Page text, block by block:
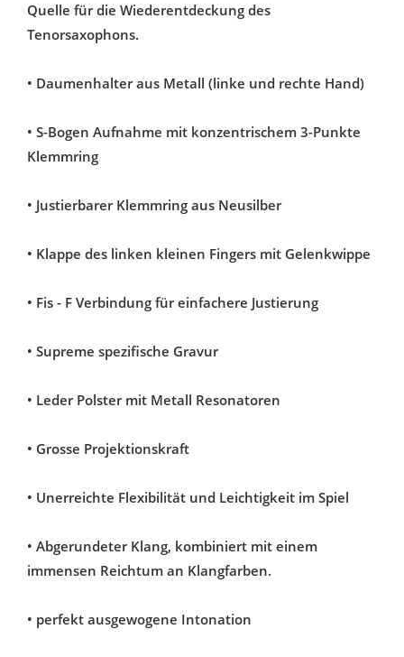
Quelle für die Wiederentdeckung des
Tenorsaxophons.
• Daumenhalter aus Metall (linke und rechte Hand)
• S-Bogen Aufnahme mit konzentrischem 3-Punkte
Klemmring
• Justierbarer Klemmring aus Neusilber
• Klappe des linken kleinen Fingers mit Gelenkwippe
• Fis - F Verbindung für einfachere Justierung
• Supreme spezifische Gravur
• Leder Polster mit Metall Resonatoren
• Grosse Projektionskraft
• Unerreichte Flexibilität und Leichtigkeit im Spiel
• Abgerundeter Klang, kombiniert mit einem
immensen Reichtum an Klangfarben.
• perfekt ausgewogene Intonation